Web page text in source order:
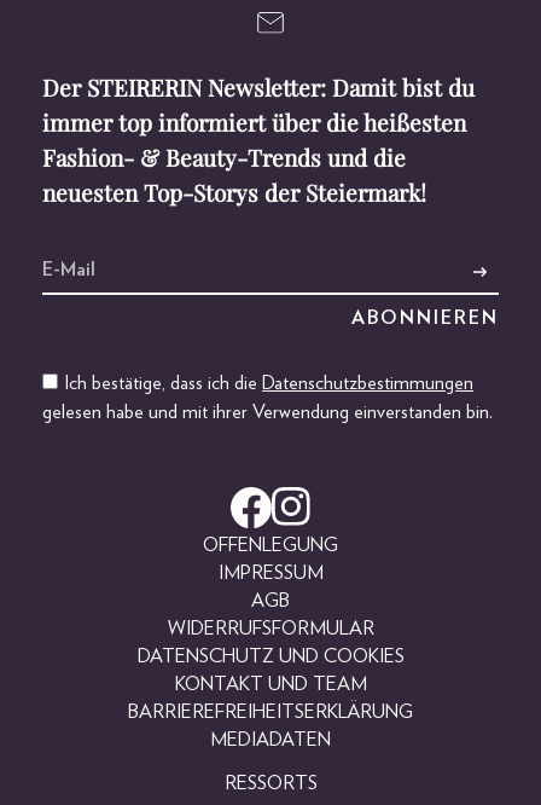
Der STEIRERIN Newsletter: Damit bist du
immer top informiert über die heißesten
Fashion- & Beauty-Trends und die
neuesten Top-Storys der Steiermark!
Ich bestätige, dass ich die Datenschutzbestimmungen
gelesen habe und mit ihrer Verwendung einverstanden bin.
OFFENLEGUNG
IMPRESSUM
AGB
WIDERRUFSFORMULAR
DATENSCHUTZ UND COOKIES
KONTAKT UND TEAM
BARRIEREFREIHEITSERKLÄRUNG
MEDIADATEN
RESSORTS